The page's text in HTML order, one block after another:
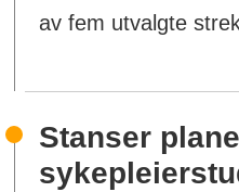
av fem utvalgte
Stanser